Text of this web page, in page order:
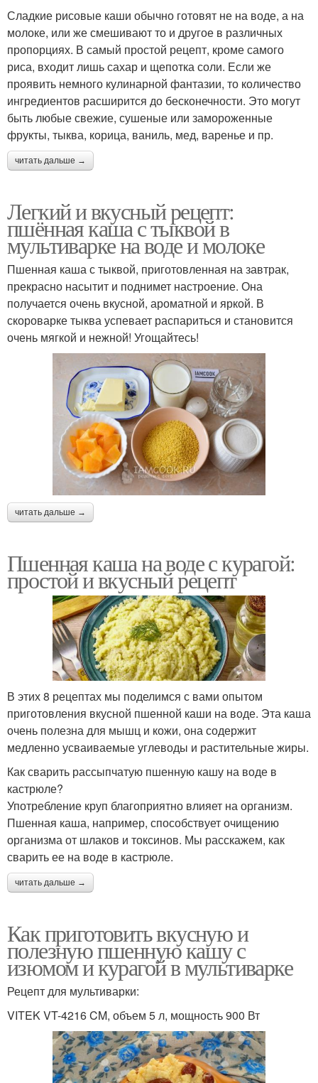
Сладкие рисовые каши обычно готовят не на воде, а на
молоке, или же смешивают то и другое в различных
пропорциях. В самый простой рецепт, кроме самого
риса, входит лишь сахар и щепотка соли. Если же
проявить немного кулинарной фантазии, то количество
ингредиентов расширится до бесконечности. Это могут
быть любые свежие, сушеные или замороженные
фрукты, тыква, корица, ваниль, мед, варенье и пр.
читать дальше →
Легкий и вкусный рецепт:
пшённая каша с тыквой в
мультиварке на воде и молоке
Пшенная каша с тыквой, приготовленная на завтрак,
прекрасно насытит и поднимет настроение. Она
получается очень вкусной, ароматной и яркой. В
скороварке тыква успевает распариться и становится
очень мягкой и нежной! Угощайтесь!
читать дальше →
Пшенная каша на воде с курагой:
простой и вкусный рецепт
В этих 8 рецептах мы поделимся с вами опытом
приготовления вкусной пшенной каши на воде. Эта каша
очень полезна для мышц и кожи, она содержит
медленно усваиваемые углеводы и растительные жиры.
Как сварить рассыпчатую пшенную кашу на воде в
кастрюле?
Употребление круп благоприятно влияет на организм.
Пшенная каша, например, способствует очищению
организма от шлаков и токсинов. Мы расскажем, как
сварить ее на воде в кастрюле.
читать дальше →
Как приготовить вкусную и
полезную пшенную кашу с
изюмом и курагой в мультиварке
Рецепт для мультиварки:
VITEK VT-4216 CM, объем 5 л, мощность 900 Вт